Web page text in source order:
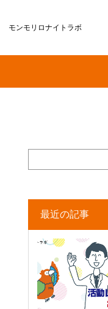
モンモリロナイトラボ
最近の記事